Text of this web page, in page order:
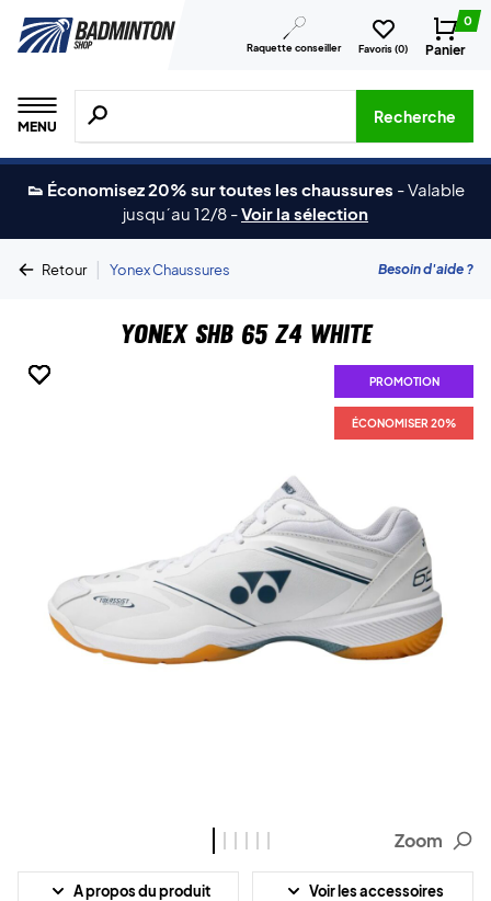
Raquette conseiller Favoris (0)
0
Panier
MENU
Recherche de produits, de marques, etc.
Recherche
👟 Économisez 20% sur toutes les chaussures -Valable
jusqu´au 12/8 -Voir la sélection
Retour | Yonex Chaussures Besoin d'aide ?
Yonex SHB 65 Z4 White
PROMOTION
ÉCONOMISER 20%
PROMOTION
ÉCONOMISER 20%
PROMOTION
ÉCONOMISER 20%
PROMOTION
ÉCONOMISER 20%
PROMOTION
ÉCONOMISER 20%
PROMOTION
ÉCONOMISER 20%
Zoom
A propos du produit Voir les accessoires